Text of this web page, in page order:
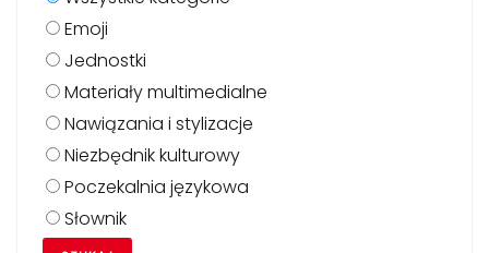
Emoji
Jednostki
Materiały multimedialne
Nawiązania i stylizacje
Niezbędnik kulturowy
Poczekalnia językowa
Słownik